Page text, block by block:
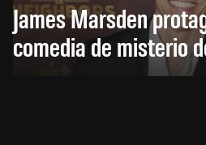
James Marsden
comedia de misterio